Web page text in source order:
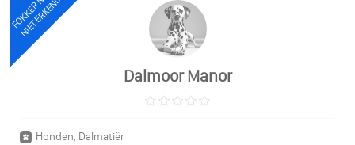
NIET ERKEND
Dalmoor Manor
Honden, Dalmatiër